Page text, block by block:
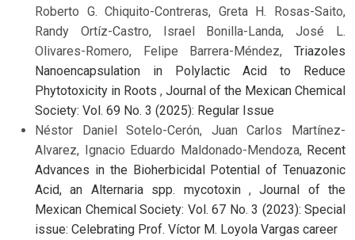
Roberto G. Chiquito-Contreras, Greta H. Rosas-Saito,
Randy Ortíz-Castro, Israel Bonilla-Landa, José L.
Olivares-Romero, Felipe Barrera-Méndez, Triazoles
Nanoencapsulation in Polylactic Acid to Reduce
Phytotoxicity in Roots , Journal of the Mexican Chemical
Society: Vol. 69 No. 3 (2025): Regular Issue
Néstor Daniel Sotelo-Cerón, Juan Carlos Martínez-
Alvarez, Ignacio Eduardo Maldonado-Mendoza, Recent
Advances in the Bioherbicidal Potential of Tenuazonic
Acid, an Alternaria spp. mycotoxin ,Journal of the
Mexican Chemical Society: Vol. 67 No. 3 (2023): Special
issue: Celebrating Prof. Víctor M. Loyola Vargas career